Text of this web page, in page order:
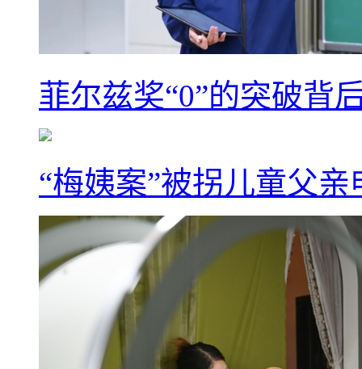
菲尔兹奖“0”的突破背
“梅姨案”被拐儿童父